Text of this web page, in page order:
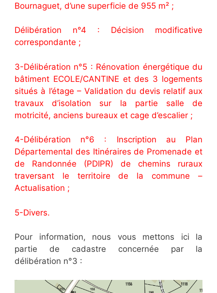
Bournaguet, d’une superficie de 955 m² ;
Délibération n°4 : Décision modificative
correspondante ;
3-Délibération n°5 : Rénovation énergétique du
bâtiment ECOLE/CANTINE et des 3 logements
situés à l’étage – Validation du devis relatif aux
travaux d’isolation sur la partie salle de
motricité, anciens bureaux et cage d’escalier ;
4-Délibération n°6 : Inscription au Plan
Départemental des Itinéraires de Promenade et
de Randonnée (PDIPR) de chemins ruraux
traversant le territoire de la commune –
Actualisation ;
5-Divers.
Pour information, nous vous mettons ici la
partie de cadastre concernée par la
délibération n°3 :